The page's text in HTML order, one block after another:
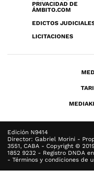
PRIVACIDAD DE
ÁMBITO.COM
EDICTOS
LICITACIONES
Edición N9414
Director: Gabriel Morini -
3551, CABA - Copyright ©
1852 9232 - Registro DNDA
- Términos y condiciones de